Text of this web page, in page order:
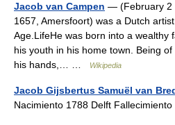
Jacob van Campen — (February 2
1657, Amersfoort) was a Dutch
Age.LifeHe was born into a wealthy
his youth in his home town. Being
his hands,… …
Wikipedia
Jacob Gijsbertus Samuël van
Nacimiento 1788 Delft